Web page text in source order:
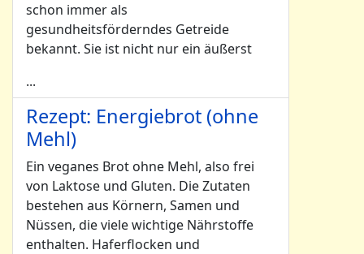
schon immer als
gesundheitsförderndes Getreide
bekannt. Sie ist nicht nur ein äußerst
...
Rezept: Energiebrot (ohne
Mehl)
Ein veganes Brot ohne Mehl, also frei
von Laktose und Gluten. Die Zutaten
bestehen aus Körnern, Samen und
Nüssen, die viele wichtige Nährstoffe
enthalten. Haferflocken und